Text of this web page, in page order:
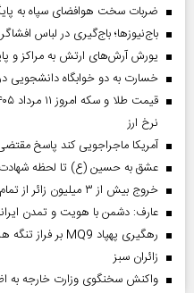
ضربات سخت هوافضای سپاه به
باج‌نیوزها؛ باج‌گیری در لباس
یورش آرش‌های ارتش به مراکز و
خسارت به دو خوابگاه دانشجویی
نرخ ارز
آمریکا ماجراجویی کند پاسخ
عشق به حسین (ع) تا لحظه شهادت
خروج بیش از ۳ میلیون زائر از تمام مرز‌های کشور
عارف: دشمن با هویت و تمدن
رهگیری پهپاد MQ9 بر فراز تنگه هرمز
‌زائران سبز
واکنش سخنگوی وزارت خارجه به